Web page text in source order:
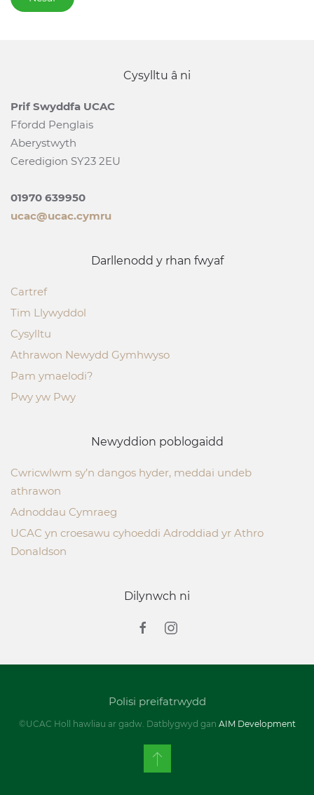
Cysylltu â ni
Prif Swyddfa UCAC
Ffordd Penglais
Aberystwyth
Ceredigion SY23 2EU
01970 639950
ucac@ucac.cymru
Darllenodd y rhan fwyaf
Cartref
Tim Llywyddol
Cysylltu
Athrawon Newydd Gymhwyso
Pam ymaelodi?
Pwy yw Pwy
Newyddion poblogaidd
Cwricwlwm sy’n dangos hyder, meddai undeb
athrawon
Adnoddau Cymraeg
UCAC yn croesawu cyhoeddi Adroddiad yr Athro
Donaldson
Dilynwch ni
Polisi preifatrwydd
©UCAC Holl hawliau ar gadw. Datblygwyd gan AIM Development